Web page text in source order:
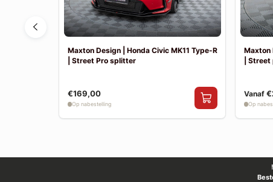
Maxton Design | Honda Civic MK11 Type-R
| Street Pro splitter
€169,00
Op nabestelling
Maxton
|
Vanaf
Op